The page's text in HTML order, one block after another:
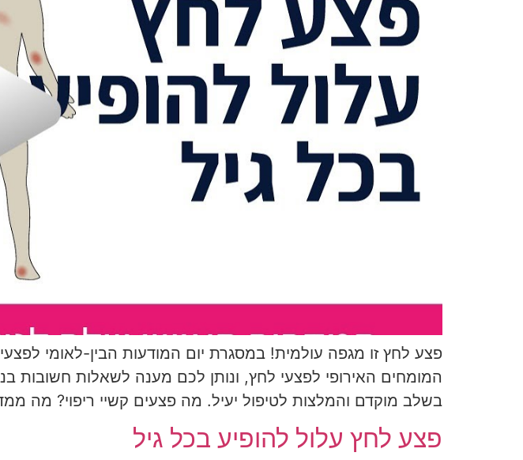
המומחים האירופי לפצעי לחץ, ונותן לכם מענה לשאלות חשובות
בשלב מוקדם והמלצות לטיפול יעיל. מה פצעים קשיי ריפוי? מה
פצע לחץ עלול להופיע בכל גיל